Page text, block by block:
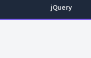
jQuery